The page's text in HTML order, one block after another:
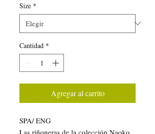
Size *
Cantidad *
Agregar al carrito
SPA/ ENG
Las riñoneras de la colección Naoko